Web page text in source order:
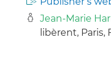
Jean-Marie
libèrent, Paris,